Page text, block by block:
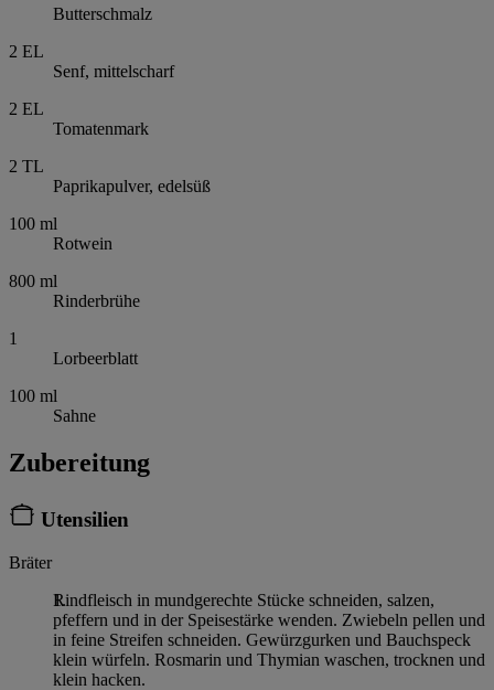
Butterschmalz
2 EL
Senf, mittelscharf
2 EL
Tomatenmark
2 TL
Paprikapulver, edelsüß
100 ml
Rotwein
800 ml
Rinderbrühe
1
Lorbeerblatt
100 ml
Sahne
Zubereitung
Utensilien
Bräter
Rindfleisch in mundgerechte Stücke schneiden, salzen,
pfeffern und in der Speisestärke wenden. Zwiebeln pellen und
in feine Streifen schneiden. Gewürzgurken und Bauchspeck
klein würfeln. Rosmarin und Thymian waschen, trocknen und
klein hacken.